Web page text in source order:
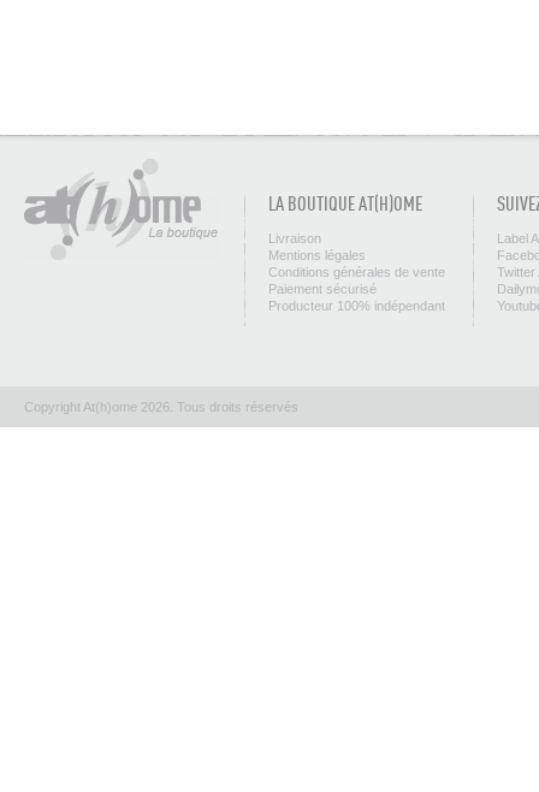
LA BOUTIQUE AT(H)OME
Livraison
Mentions légales
Conditions générales de vente
Paiement sécurisé
Producteur 100% indépendant
Label
Twitter
Copyright At(h)ome 2026. Tous droits réservés